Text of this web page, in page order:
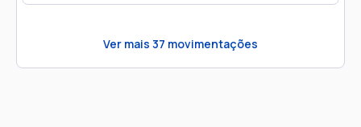
Ver mais 37 movimentações